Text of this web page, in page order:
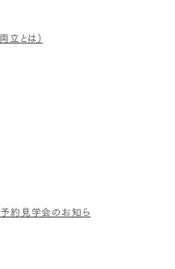
立とは）
約見学会のお知ら